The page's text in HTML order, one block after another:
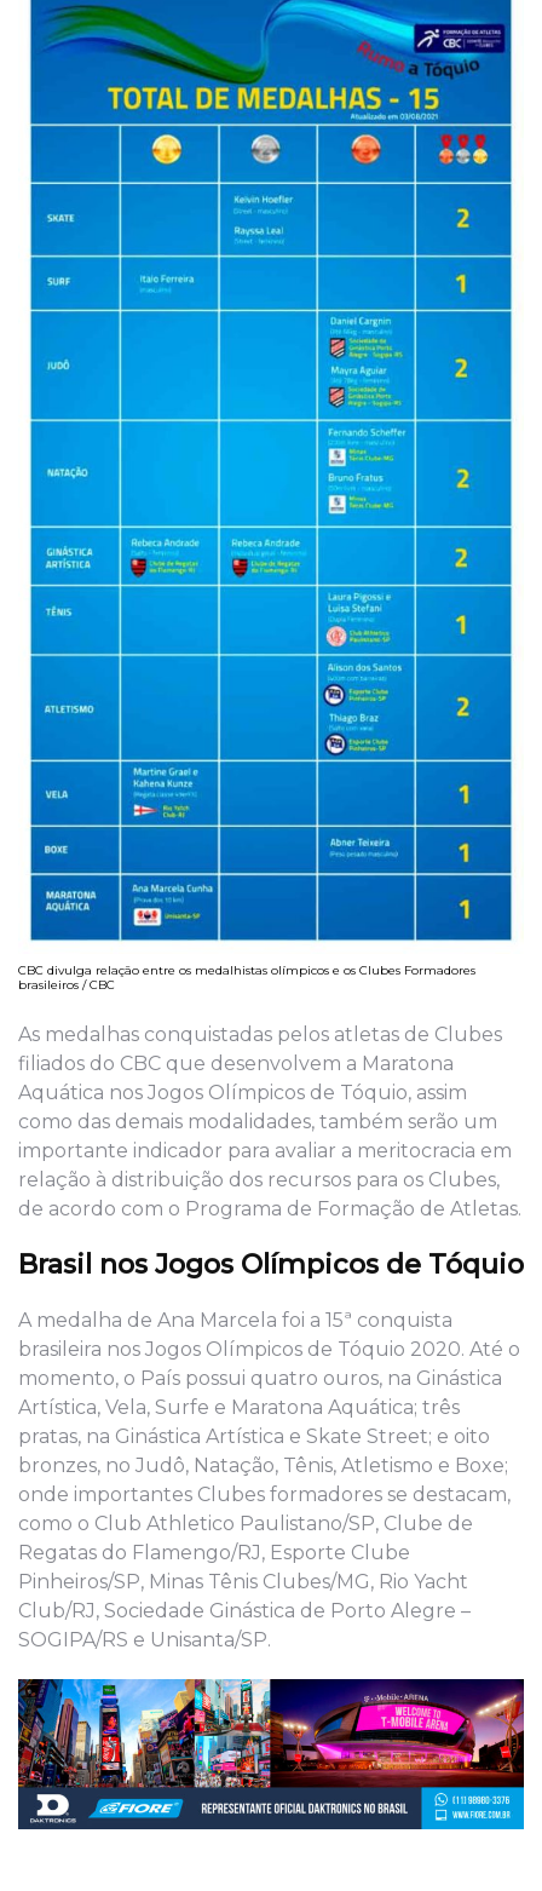
CBC divulga relação entre os medalhistas olímpicos e os Clubes Formadores
brasileiros / CBC
As medalhas conquistadas pelos atletas de Clubes
filiados do CBC que desenvolvem a Maratona
Aquática nos Jogos Olímpicos de Tóquio, assim
como das demais modalidades, também serão um
importante indicador para avaliar a meritocracia em
relação à distribuição dos recursos para os Clubes,
de acordo com o Programa de Formação de Atletas.
Brasil nos Jogos Olímpicos de Tóquio
A medalha de Ana Marcela foi a 15ª conquista
brasileira nos Jogos Olímpicos de Tóquio 2020. Até o
momento, o País possui quatro ouros, na Ginástica
Artística, Vela, Surfe e Maratona Aquática; três
pratas, na Ginástica Artística e Skate Street; e oito
bronzes, no Judô, Natação, Tênis, Atletismo e Boxe;
onde importantes Clubes formadores se destacam,
como o Club Athletico Paulistano/SP, Clube de
Regatas do Flamengo/RJ, Esporte Clube
Pinheiros/SP, Minas Tênis Clubes/MG, Rio Yacht
Club/RJ, Sociedade Ginástica de Porto Alegre –
SOGIPA/RS e Unisanta/SP.